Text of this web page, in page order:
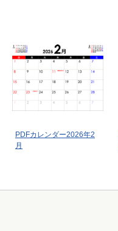
PDFカレンダー2026年2
月